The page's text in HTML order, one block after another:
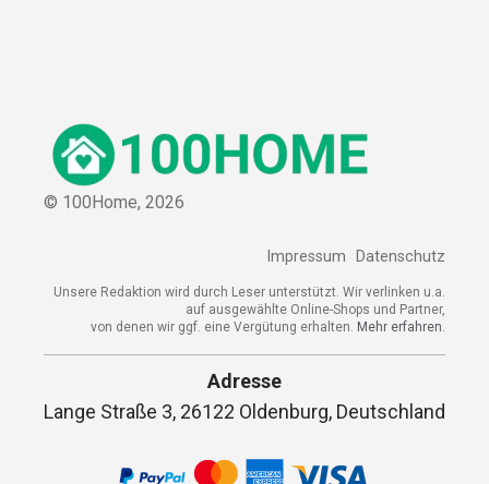
© 100Home, 2026
Impressum Datenschutz
Unsere Redaktion wird durch Leser unterstützt. Wir verlinken u.a.
auf ausgewählte Online-Shops und Partner,
von denen wir ggf. eine Vergütung erhalten. Mehr erfahren.
Adresse
Lange Straße 3, 26122 Oldenburg, Deutschland